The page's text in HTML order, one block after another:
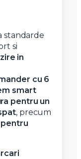
standarde
si
in
cu 6
smart
pentru un
, precum